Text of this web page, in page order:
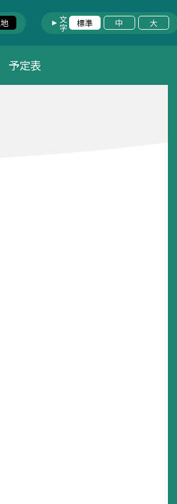
文字 標準 中 大
予定表